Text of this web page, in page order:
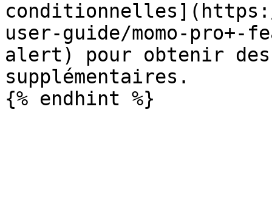
conditionnelles](https://
user-guide/momo-
alert) pour obtenir
supplémentaires.